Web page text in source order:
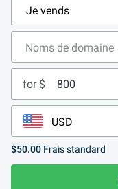
for $
$50.00 Frais standard